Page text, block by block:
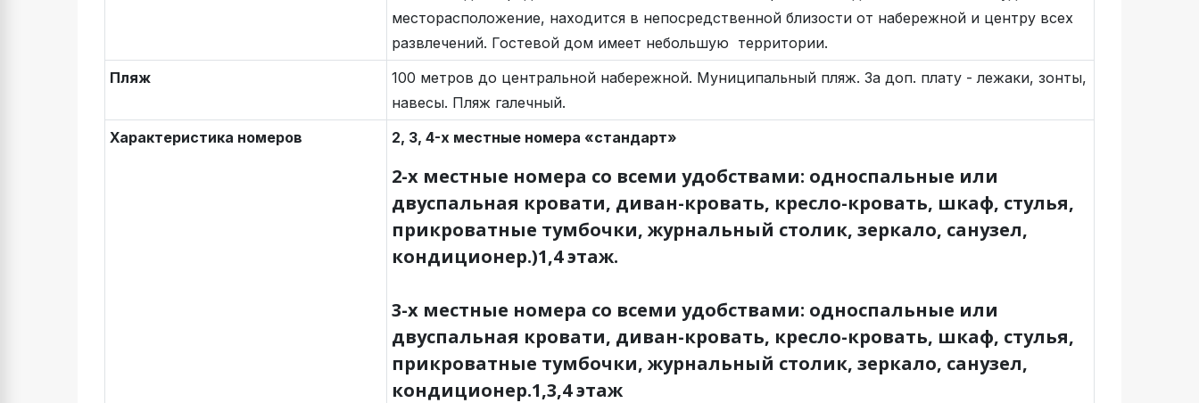
месторасположение, находится в непосредственной близости от набережной и центру всех
развлечений. Гостевой дом имеет небольшую территории.
Пляж
100 метров до центральной набережной. Муниципальный пляж. За доп. плату - лежаки, зонты,
навесы. Пляж галечный.
Характеристика номеров
2, 3, 4-х местные номера «стандарт»
2-х местные номера со всеми удобствами: односпальные или
двуспальная кровати, диван-кровать, кресло-кровать, шкаф, стулья,
прикроватные тумбочки, журнальный столик, зеркало, санузел,
кондиционер.)1,4 этаж.
3-х местные номера со всеми удобствами: односпальные или
двуспальная кровати, диван-кровать, кресло-кровать, шкаф, стулья,
прикроватные тумбочки, журнальный столик, зеркало, санузел,
кондиционер.1,3,4 этаж